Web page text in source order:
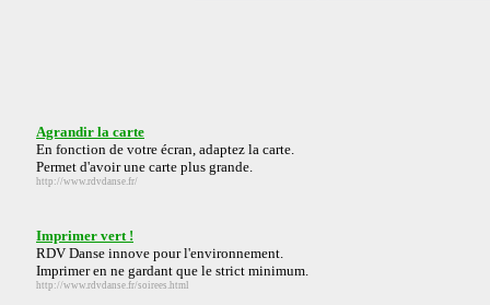
Agrandir la carte
En fonction de votre écran, adaptez la carte.
Permet d'avoir une carte plus grande.
http://www.rdvdanse.fr/
Imprimer vert !
RDV Danse innove pour l'environnement.
Imprimer en ne gardant que le strict minimum.
http://www.rdvdanse.fr/soirees.html